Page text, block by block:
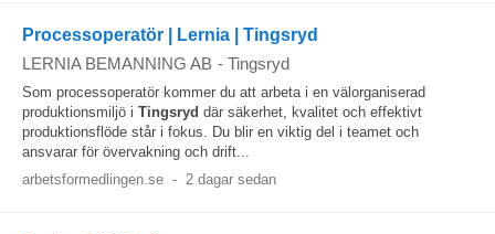
Processoperatör | Lernia | Tingsryd
LERNIA BEMANNING AB - Tingsryd
Som processoperatör kommer du att arbeta i en välorganiserad
produktionsmiljö i Tingsryd där säkerhet, kvalitet och effektivt
produktionsflöde står i fokus. Du blir en viktig del i teamet och
ansvarar för övervakning och drift...
arbetsformedlingen.se - 2 dagar sedan